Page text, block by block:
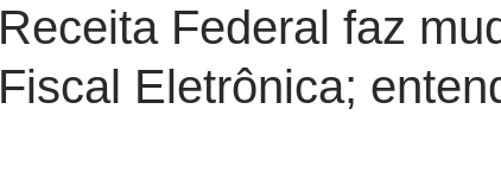
Receita Federal faz
Fiscal Eletrônica;